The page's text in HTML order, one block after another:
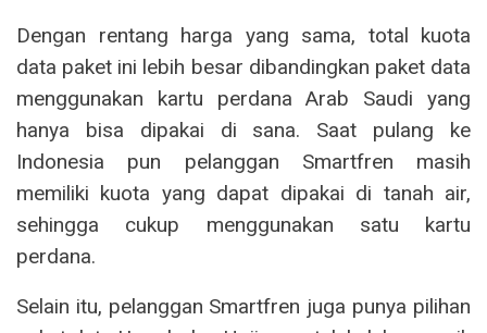
Dengan rentang harga yang sama, total kuota
data paket ini lebih besar dibandingkan paket data
menggunakan kartu perdana Arab Saudi yang
hanya bisa dipakai di sana. Saat pulang ke
Indonesia pun pelanggan Smartfren masih
memiliki kuota yang dapat dipakai di tanah air,
sehingga cukup menggunakan satu kartu
perdana.
Selain itu, pelanggan Smartfren juga punya pilihan